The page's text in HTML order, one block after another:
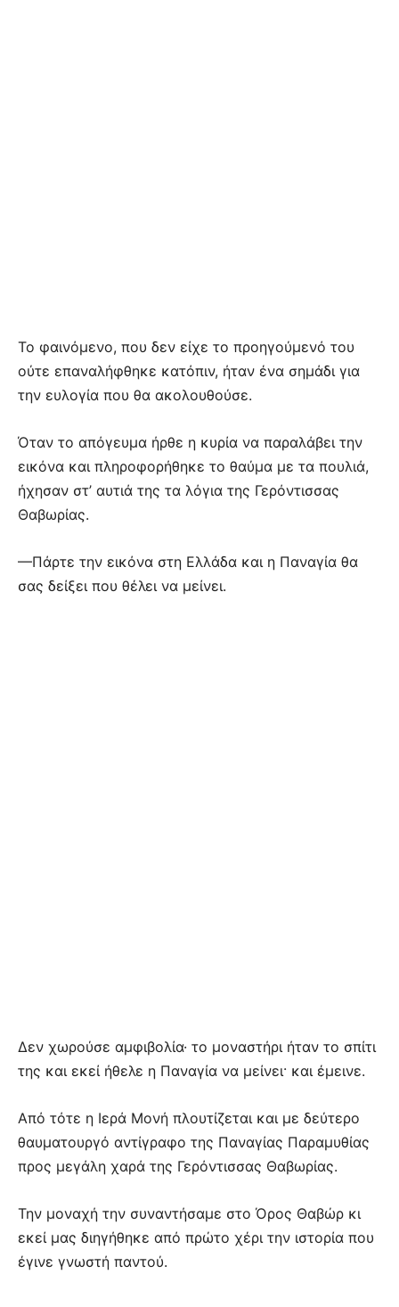
Το φαινόμενο, που δεν είχε το προηγούμενό του
ούτε επαναλήφθηκε κατόπιν, ήταν ένα σημάδι για
την ευλογία που θα ακολουθούσε.
Όταν το απόγευμα ήρθε η κυρία να παραλάβει την
εικόνα και πληροφορήθηκε το θαύμα με τα πουλιά,
ήχησαν στ’ αυτιά της τα λόγια της Γερόντισσας
Θαβωρίας.
—Πάρτε την εικόνα στη Ελλάδα και η Παναγία θα
σας δείξει που θέλει να μείνει.
Δεν χωρούσε αμφιβολία· το μοναστήρι ήταν το σπίτι
της και εκεί ήθελε η Παναγία να μείνει· και έμεινε.
Από τότε η Ιερά Μονή πλουτίζεται και με δεύτερο
θαυματουργό αντίγραφο της Παναγίας Παραμυθίας
προς μεγάλη χαρά της Γερόντισσας Θαβωρίας.
Την μοναχή την συναντήσαμε στο Όρος Θαβώρ κι
εκεί μας διηγήθηκε από πρώτο χέρι την ιστορία που
έγινε γνωστή παντού.